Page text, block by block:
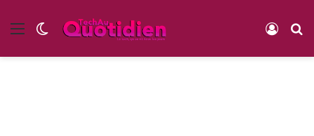
Menu Switch skin